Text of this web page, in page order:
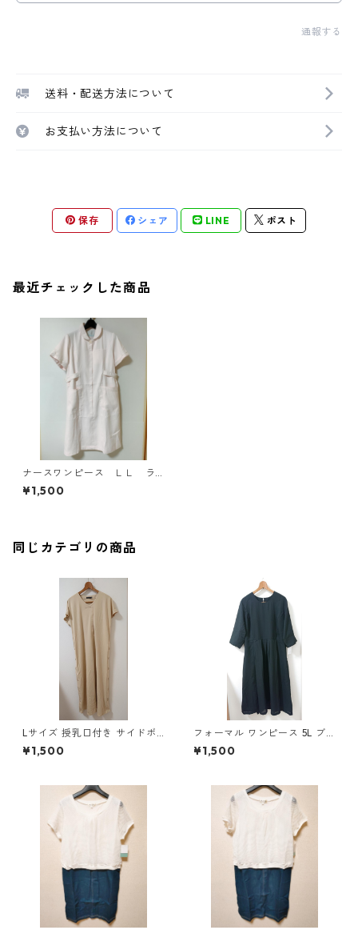
通報する
送料・配送方法について
お支払い方法について
保存 シェア LINE ポスト
最近チェックした商品
ナースワンピース ＬＬ ラ
イトピンク KAE-3978
¥1,500
同じカテゴリの商品
Lサイズ 授乳口付き サイドボ
タンデザイン ワンピース マタ
ニティ ベージュ ◆KIY-1303
¥1,500
フォーマル ワンピース 5L ブ
ラック ◆KIY-1300◆
¥1,500